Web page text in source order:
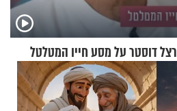
דוסטר על מסע חייו המטלטל